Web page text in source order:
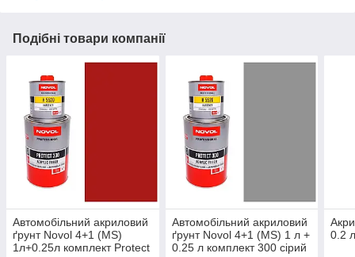
Подібні товари компанії
Автомобільний акриловий
ґрунт Novol 4+1 (MS)
1л+0.25л комплект Protect
Автомобільний акриловий
ґрунт Novol 4+1 (MS) 1 л +
0.25 л комплект 300 сірий
0.2